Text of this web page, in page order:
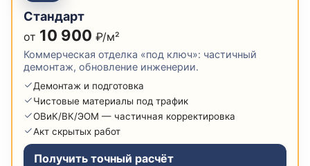
Стандарт
от 10 900 ₽/м²
Коммерческая отделка «под ключ»: частичный
демонтаж, обновление инженерии.
Демонтаж и подготовка
Чистовые материалы под трафик
ОВиК/ВК/ЭОМ — частичная корректировка
Акт скрытых работ
Получить точный расчёт